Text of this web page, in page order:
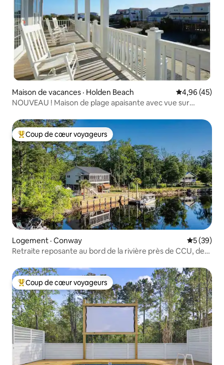
Maison de vacances · Holden Beach Note
4,96 (45)
NOUVEAU ! Maison de plage apaisante avec vue sur
Coup de cœur voyageurs parmi les plus aimés
Coup de cœur voyageurs
Logement · Conway Note
5 (39)
Retraite reposante au bord de la rivière près de CCU, de
Coup de cœur voyageurs parmi les plus aimés
Coup de cœur voyageurs